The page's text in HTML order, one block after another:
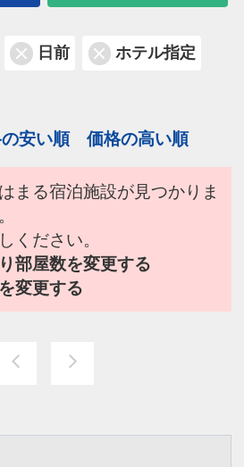
日前 ホテル指定
安い順 価格の高い順
まる宿泊施設が見つかりま
ください。
部屋数を変更する
変更する